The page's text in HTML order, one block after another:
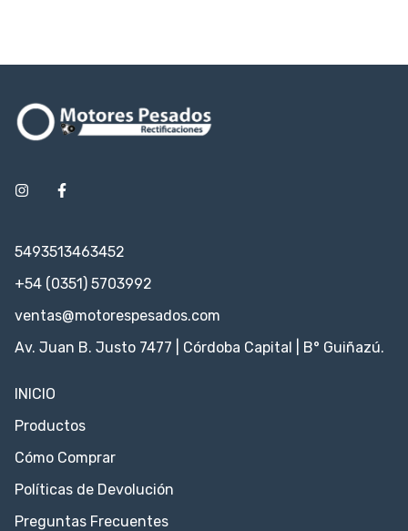
5493513463452
+54 (0351) 5703992
ventas@motorespesados.com
Av. Juan B. Justo 7477 | Córdoba Capital | B° Guiñazú.
INICIO
Productos
Cómo Comprar
Políticas de Devolución
Preguntas Frecuentes